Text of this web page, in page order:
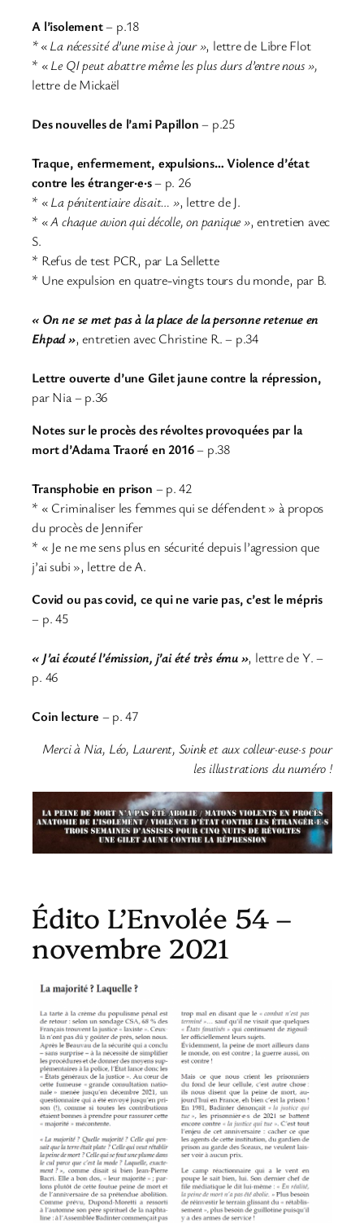
A l’isolement– p.18
* « La nécessité d’une mise à jour », lettre de Libre Flot
* « Le QI peut abattre même les plus durs d’entre nous »,
lettre de Mickaël
Des nouvelles de l’ami Papillon– p.25
Traque, enfermement, expulsions… Violence d’état
contre les étranger·e·s– p. 26
* « La pénitentiaire disait… », lettre de J.
* « A chaque avion qui décolle, on panique », entretien avec
S.
* Refus de test PCR, par La Sellette
* Une expulsion en quatre-vingts tours du monde, par B.
« On ne se met pas à la place de la personne retenue en
Ehpad », entretien avec Christine R. – p.34
Lettre ouverte d’une Gilet jaune contre la répression,
par Nia – p.36
Notes sur le procès des révoltes provoquées par la
mort d’Adama Traoré en 2016– p.38
Transphobie en prison – p. 42
* « Criminaliser les femmes qui se défendent » à propos
du procès de Jennifer
* « Je ne me sens plus en sécurité depuis l’agression que
j’ai subi », lettre de A.
Covid ou pas covid, ce qui ne varie pas, c’est le mépris
– p. 45
« J’ai écouté l’émission, j’ai été très ému », lettre de Y. –
p. 46
Coin lecture – p. 47
Merci à Nia, Léo, Laurent, Svink et aux colleur·euse·s pour
les illustrations du numéro !
Édito L’Envolée 54 –
novembre 2021